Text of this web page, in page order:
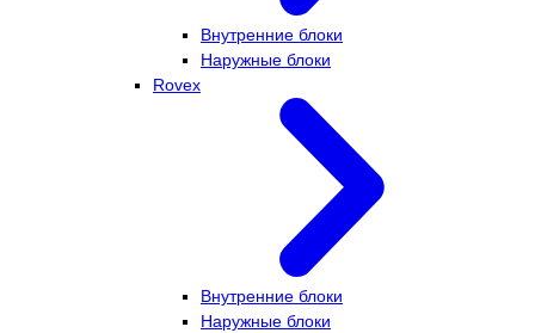
Внутренние блоки
Наружные блоки
Rovex
Внутренние блоки
Наружные блоки